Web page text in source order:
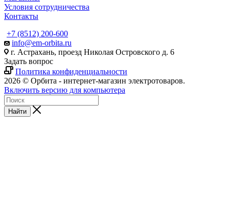
Условия сотрудничества
Контакты
+7 (8512) 200-600
info@em-orbita.ru
г. Астрахань, проезд Николая Островского д. 6
Задать вопрос
Политика конфиденциальности
2026 © Орбита - интернет-магазин электротоваров.
Включить версию для компьютера
Найти